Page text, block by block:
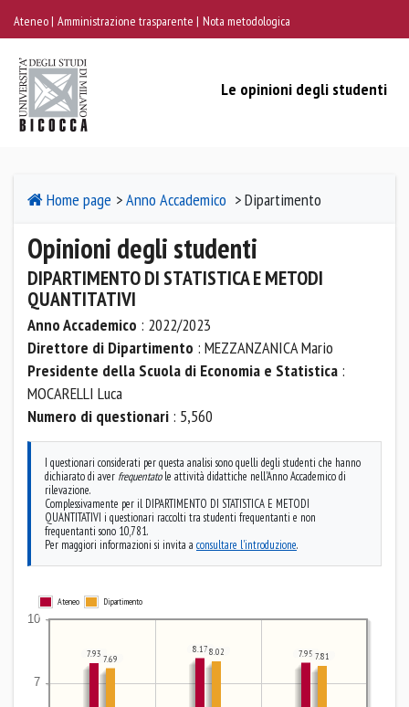
Ateneo Amministrazione trasparente Nota metodologica
Le opinioni degli studenti
Home page >Anno Accademico > Dipartimento
Opinioni degli studenti
DIPARTIMENTO DI STATISTICA E METODI
QUANTITATIVI
Anno Accademico : 2022/2023
Direttore di Dipartimento : MEZZANZANICA Mario
Presidente della Scuola di Economia e Statistica :
MOCARELLI Luca
Numero di questionari : 5,560
I questionari considerati per questa analisi sono quelli degli studenti che hanno
dichiarato di aver frequentatole attività didattiche nell'Anno Accademico di
rilevazione.
Complessivamente per il DIPARTIMENTO DI STATISTICA E METODI
QUANTITATIVI i questionari raccolti tra studenti frequentanti e non
frequentanti sono 10,781.
Per maggiori informazioni si invita a consultare l'introduzione.
7.95
8.17
7.93 7.81
8.02
7.69
Ateneo Dipartimento